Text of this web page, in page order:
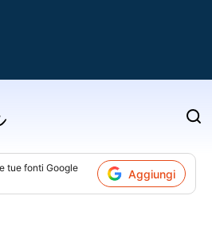
tue fonti Google
Aggiungi